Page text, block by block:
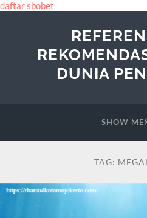
daftar sbobet
DUNIA
SHOW
TAG: